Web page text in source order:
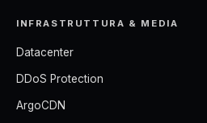
INFRASTRUTTURA & MEDIA
Datacenter
DDoS Protection
ArgoCDN